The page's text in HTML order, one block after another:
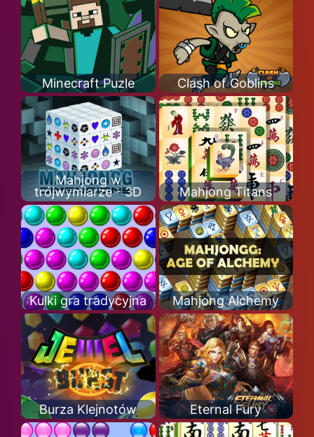
Minecraft Puzle Clash of Goblins
Mahjong w
trójwymiarze - 3D
Mahjong Titans
Kulki gra tradycyjna Mahjong Alchemy
Burza Klejnotów Eternal Fury